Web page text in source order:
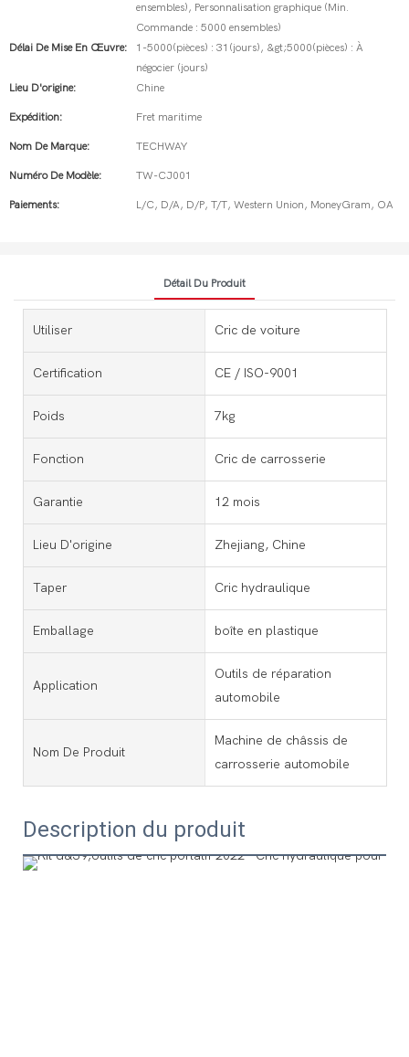
ensembles), Personnalisation graphique (Min.
Commande : 5000 ensembles)
Délai De Mise En Œuvre:
1-5000(pièces) : 31(jours), &gt;5000(pièces) : À
négocier (jours)
Lieu D'origine:
Chine
Expédition: Fret maritime
Nom De Marque: TECHWAY
Numéro De Modèle: TW-CJ001
Paiements: L/C, D/A, D/P, T/T, Western Union, MoneyGram, OA
Détail Du Produit
Utiliser Cric de voiture
Certification CE / ISO-9001
Poids 7kg
Fonction Cric de carrosserie
Garantie 12 mois
Lieu D'origine Zhejiang, Chine
Taper Cric hydraulique
Emballage boîte en plastique
Application
Outils de réparation
automobile
Nom De Produit
Machine de châssis de
carrosserie automobile
Description du produit